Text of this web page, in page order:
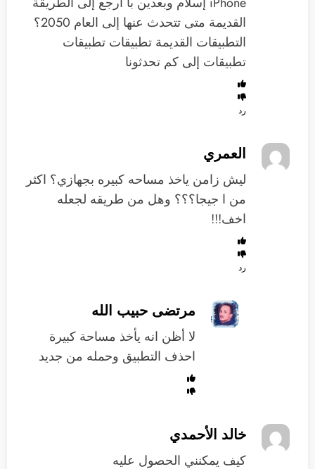
القديمة متى تتحدث عنها إلى العام 2050؟
‏التطبيقات القديمة تطبيقات تطبيقات
تطبيقات إلى كم تحدثونا
رد
العمري
ليش زامن ياخذ مساحه كبيره بجهازي؟ اكثر
من ا جيجا؟؟؟ وهل من طريقه لجعله
اخف!!!
رد
مرتضى حبيب الله
لا أظن انه يأخذ مساحة كبيرة
احذف التطبيق وحمله من جديد
خالد الأحمدي
كيف يمكنني الحصول عليه